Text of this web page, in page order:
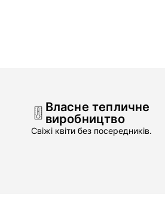
Власне тепличне
виробництво
Свіжі квіти без посередників.